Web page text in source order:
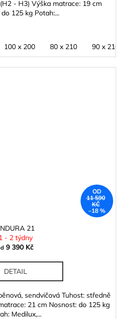
- H3) Výška matrace: 19 cm
125 kg Potah:...
100 x 200 80 x 210 90 x 210
OD
11 590
KČ
–18 %
21
- 2 týdny
9 390 Kč
DETAIL
sendvičová Tuhost: středně
21 cm Nosnost: do 125 kg
Medilux,...